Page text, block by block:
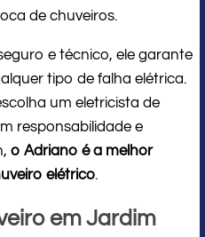
de chuveiros.
e técnico, ele garante
tipo de falha elétrica.
um eletricista de
responsabilidade e
o Adriano é a melhor
elétrico.
em Jardim